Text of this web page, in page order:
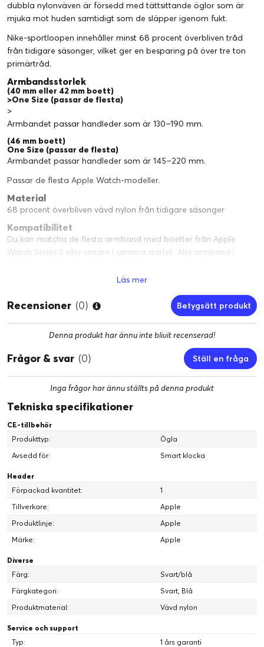
dubbla nylonväven är försedd med tättsittande öglor som är
mjuka mot huden samtidigt som de släpper igenom fukt.
Nike-sportloopen innehåller minst 68 procent överbliven tråd
från tidigare säsonger, vilket ger en besparing på över tre ton
primärtråd.
Armbandsstorlek
(40 mm eller 42 mm boett)
>One Size (passar de flesta)
>
Armbandet passar handleder som är 130–190 mm.
(46 mm boett)
One Size (passar de flesta)
Armbandet passar handleder som är 145–220 mm.
Passar de flesta Apple Watch-modeller.
Material
68 procent överbliven vävd nylon från tidigare säsonger
Kompatibilitet
Du kan matcha de flesta armband med boetter från Apple
Watch Series 3 eller senare i samma storlek. Alla armband i
storlekarna 40 mm, 41 mm och 42 mm. Alla armband i
storlekarna 44 mm, 45 mm, 46 mm och 49 mm.
Apple Watch-modeller
Apple Watch Ultra 2
Apple Watch Series 10
Apple Watch Series 8
Apple Watch Series 6
Apple Watch SE
Apple Watch Series 5
Apple Watch Series 3
Apple Watch Series 2
Apple Watch Series 1
Villkor
Utbudet av armband kan variera.
Läs mer
Recensioner (0) Betygsätt produkt
Denna produkt har ännu inte blivit recenserad!
Frågor & svar (0) Ställ en fråga
Inga frågor har ännu ställts på denna produkt
Tekniska specifikationer
CE-tillbehör
Produkttyp:
Ögla
Avsedd för:
Smart klocka
Header
Förpackad kvantitet:
1
Tillverkare:
Apple
Produktlinje:
Apple
Märke:
Apple
Diverse
Färg:
Svart/blå
Färgkategori:
Svart, Blå
Produktmaterial:
Vävd nylon
Service och support
Typ:
1 års garanti